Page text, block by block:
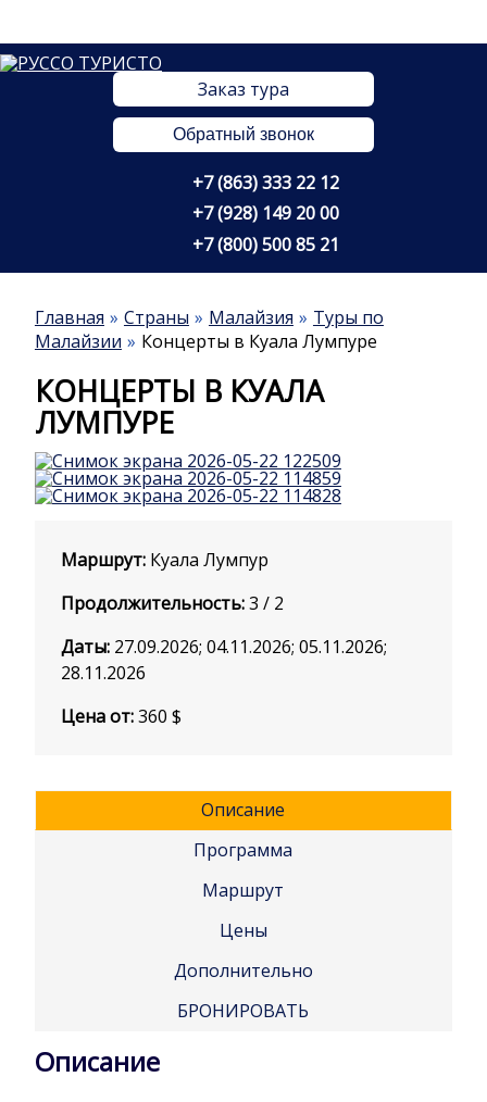
Заказ тура
Обратный звонок
+7 (863) 333 22 12
+7 (928) 149 20 00
+7 (800) 500 85 21
Главная Страны Малайзия
Туры по
Малайзии
Концерты в Куала Лумпуре
КОНЦЕРТЫ В КУАЛА
ЛУМПУРЕ
Маршрут: Куала Лумпур
Продолжительность:3 / 2
Даты: 27.09.2026; 04.11.2026; 05.11.2026;
28.11.2026
Цена от:360 $
Описание
Программа
Маршрут
Цены
Дополнительно
БРОНИРОВАТЬ
Описание